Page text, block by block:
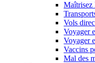
Maîtrisez
Vols
Voyager
Voyager
Vaccins
Mal des